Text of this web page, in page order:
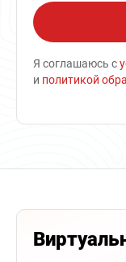
Я соглашаюсь с
и политикой